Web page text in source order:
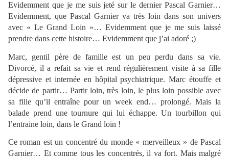
Evidemment que je me suis jeté sur le dernier Pascal Garnier…
Evidemment, que Pascal Garnier va très loin dans son univers
avec « Le Grand Loin »… Evidemment que je me suis laissé
prendre dans cette histoire… Evidemment que j’ai adoré ;)
Marc, gentil père de famille est un peu perdu dans sa vie.
Divorcé, il a refait sa vie et rend régulièrement visite à sa fille
dépressive et internée en hôpital psychiatrique. Marc étouffe et
décide de partir… Partir loin, très loin, le plus loin possible avec
sa fille qu’il entraîne pour un week end… prolongé. Mais la
balade prend une tournure qui lui échappe. Un tourbillon qui
l’entraine loin, dans le Grand loin !
Ce roman est un concentré du monde « merveilleux » de Pascal
Garnier… Et comme tous les concentrés, il va fort. Mais malgré